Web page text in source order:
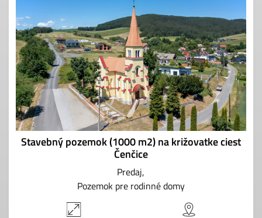
Stavebný pozemok (1000 m2) na križovatke ciest
Čenčice
Predaj
Pozemok pre rodinné domy